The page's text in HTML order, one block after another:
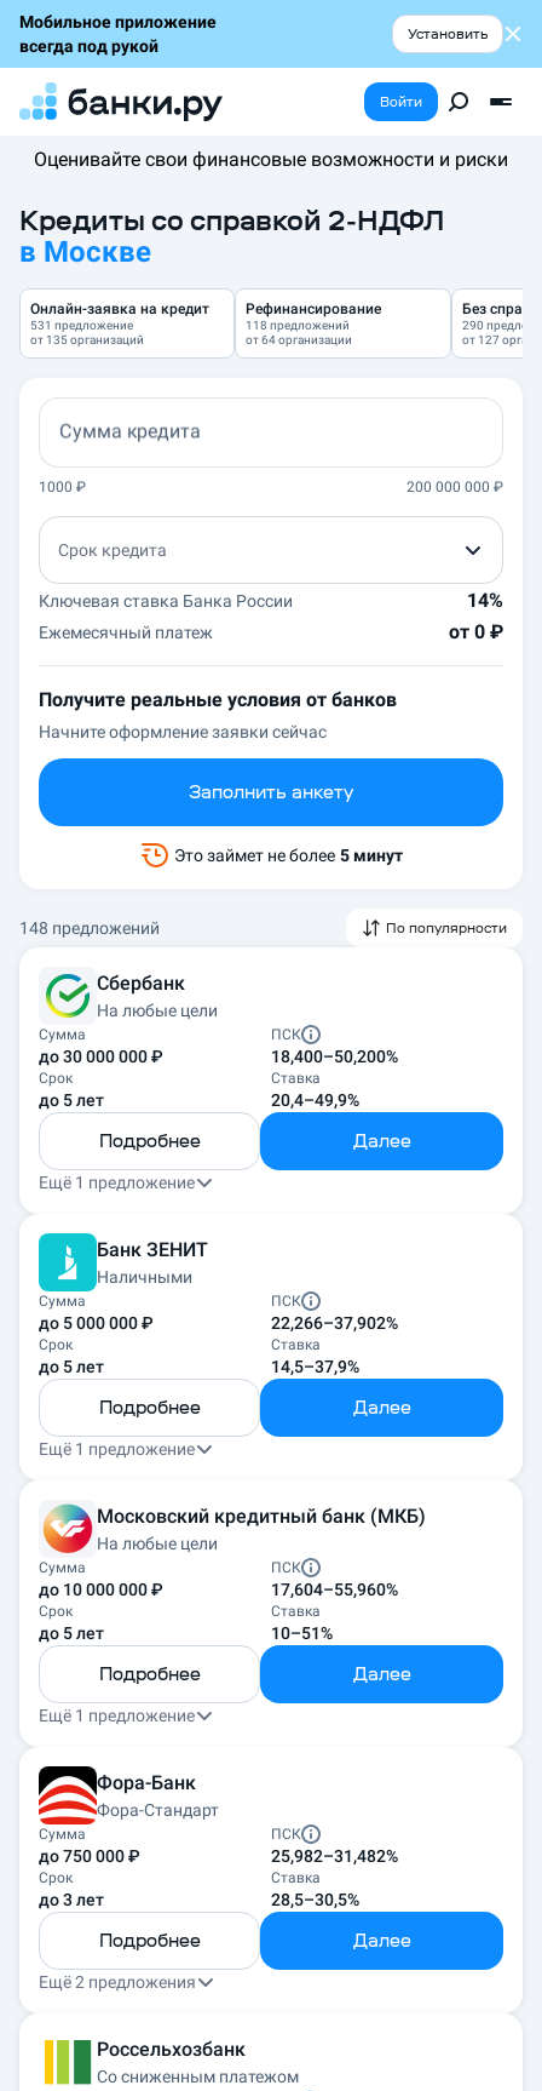
Мобильное приложение
всегда под рукой
Установить
Войти
Оценивайте свои финансовые возможности и риски
Кредиты со справкой 2-НДФЛ
в Москве
Онлайн-заявка на кредит
531 предложение
от 135 организаций
Рефинансирование
118 предложений
от 64 организации
Без
290
от 127
Сумма кредита
1000 ₽ 200 000 000 ₽
Срок кредита
Ключевая ставка Банка России 14%
Ежемесячный платеж от 0 ₽
Получите реальные условия от банков
Начните оформление заявки сейчас
Заполнить анкету
Это займет не более 5 минут
148 предложений По популярности
Сбербанк
На любые цели
Сумма
до 30 000 000 ₽
Срок
до 5 лет
ПСК
18,400–50,200%
Ставка
20,4–49,9%
Подробнее Далее
Ещё 1 предложение
Банк ЗЕНИТ
Наличными
Сумма
до 5 000 000 ₽
Срок
до 5 лет
ПСК
22,266–37,902%
Ставка
14,5–37,9%
Подробнее Далее
Ещё 1 предложение
Московский кредитный банк (МКБ)
На любые цели
Сумма
до 10 000 000 ₽
Срок
до 5 лет
ПСК
17,604–55,960%
Ставка
10–51%
Подробнее Далее
Ещё 1 предложение
Фора-Банк
Фора-Стандарт
Сумма
до 750 000 ₽
Срок
до 3 лет
ПСК
25,982–31,482%
Ставка
28,5–30,5%
Подробнее Далее
Ещё 2 предложения
Россельхозбанк
Со сниженным платежом